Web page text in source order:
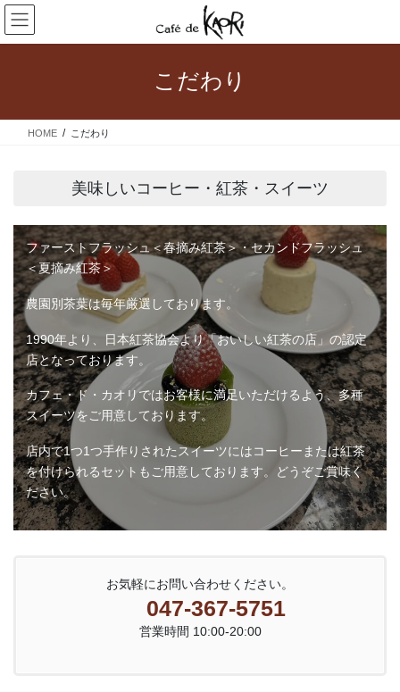
コ
ン
テ
ス
ナ
ビ
ゲ
ン
こだわり
HOME こだわり
美味しいコーヒー・紅茶・スイーツ
ファーストフラッシュ＜春摘み紅茶＞・セカンドフラッシュ
＜夏摘み紅茶＞
農園別茶葉は毎年厳選しております。
1990年より、日本紅茶協会より「おいしい紅茶の店」の認定
店となっております。
カフェ・ド・カオリではお客様に満足いただけるよう、多種
スイーツをご用意しております。
店内で1つ1つ手作りされたスイーツにはコーヒーまたは紅茶
を付けられるセットもご用意しております。どうぞご賞味く
ださい。
お気軽にお問い合わせください。
047-367-5751
営業時間 10:00-20:00